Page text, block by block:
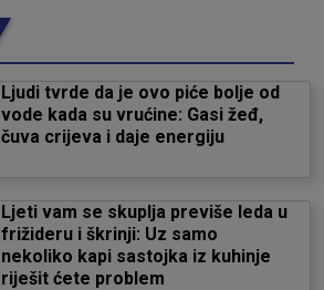
Ljudi tvrde da je ovo piće bolje od
vode kada su vrućine: Gasi žeđ,
čuva crijeva i daje energiju
Ljeti vam se skuplja previše leda u
frižideru i škrinji: Uz samo
nekoliko kapi sastojka iz kuhinje
riješit ćete problem